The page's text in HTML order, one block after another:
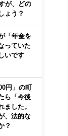
が、どの
ょう？
「年金を
っていた
いです
円」の町
ら「今後
ました。
、法的な
？